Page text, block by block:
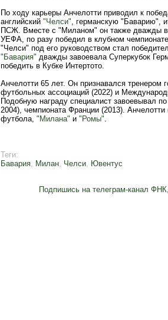
По ходу карьеры Анчелотти приводил к
английский "Челси", германскую "Баварию",
ПСЖ. Вместе с "Миланом" он также дважды
УЕФА, по разу победил в клубном
"Челси" под его руководством стал
"Бавария" дважды завоевала Суперкубок
победить в Кубке Интертото.
Анчелотти 65 лет. Он признавался тренером
футбольных ассоциаций (2022) и
Подобную награду специалист завоевывал
2004), чемпионата Франции (2013).
футбола, "Милана" и "Ромы".
Теги:
Бавария, Милан, Челси, Ювентус
Подпишись на телеграм-канал